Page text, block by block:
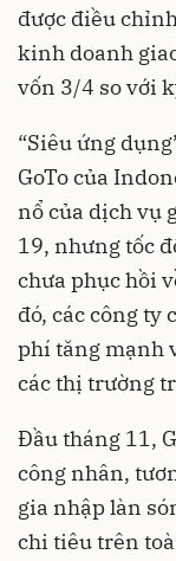
được điều
kinh doanh
vốn 3/4 so với
“Siêu ứng
GoTo của
nổ của dịch vụ
19, nhưng tốc
chưa phục hồi
đó, các công ty
phí tăng mạnh
các thị trường
Đầu tháng 11,
công nhân,
gia nhập làn
chi tiêu trên